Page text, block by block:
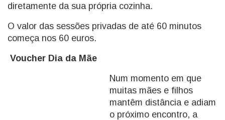
diretamente da sua própria cozinha.
O valor das sessões privadas de até 60 minutos
começa nos 60 euros.
Voucher Dia da Mãe
Num momento em que
muitas mães e filhos
mantêm distância e adiam
o próximo encontro, a